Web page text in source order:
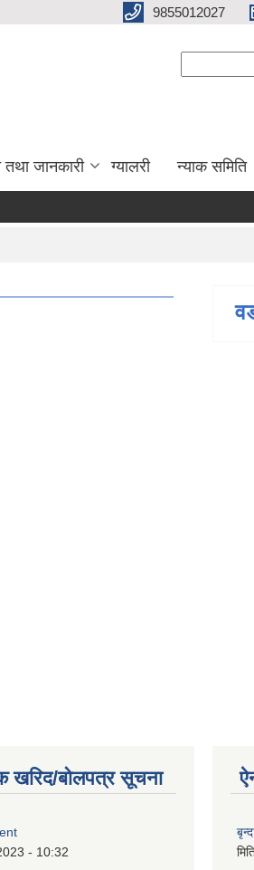
9855012027
जानकारी ग्यालरी न्याक समिति
खरिद/बोलपत्र सूचना
- 10:32